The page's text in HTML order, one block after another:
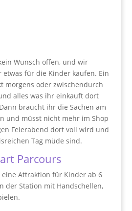
Wunsch offen, und wir
etwas für die Kinder kaufen. Ein
morgens oder zwischendurch
alles was ihr einkauft dort
braucht ihr die Sachen am
und müsst nicht mehr im Shop
Feierabend dort voll wird und
Tag müde sind.
Parcours
eine Attraktion für Kinder ab 6
der Station mit Handschellen,